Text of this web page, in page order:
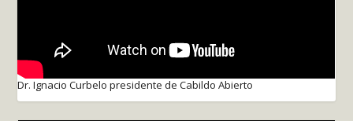
Dr. Ignacio Curbelo presidente de Cabildo Abierto